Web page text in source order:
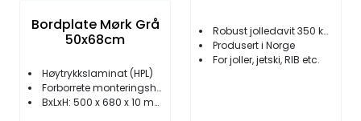
Bordplate Mørk Grå
50x68cm
Høytrykkslaminat (HPL)
Forborrete monteringshull
BxLxH: 500 x 680 x 10 mm
Robust jolledavit 350 kg kapasitet
Produsert i Norge
For joller, jetski, RIB etc.
Båtpleie/Opplag
Seil